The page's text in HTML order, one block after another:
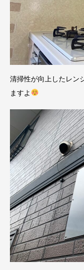
清掃性が向上したレン
ますよ